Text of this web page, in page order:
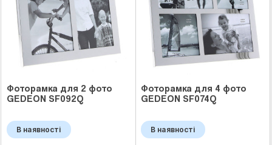
Фоторамка для 2 фото
GEDEON SF092Q
В наявності
Фоторамка для 4 фото
GEDEON SF074Q
В наявності